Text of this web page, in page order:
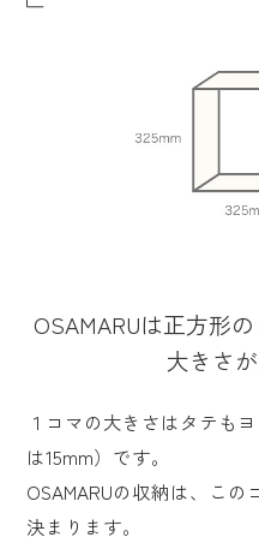
OSAMARUは正方形
大きさ
１コマの大きさはタテも
は15mm）です。
OSAMARUの収納は、こ
決まります。